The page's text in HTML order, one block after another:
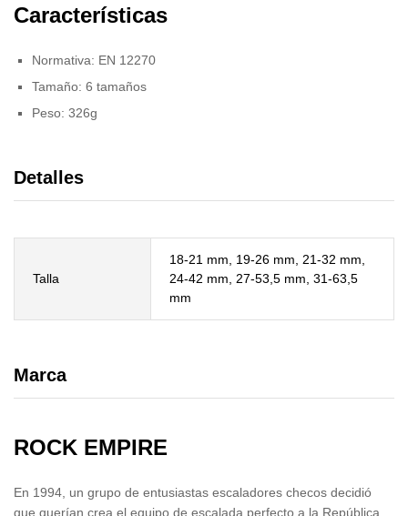
Características
Normativa: EN 12270
Tamaño: 6 tamaños
Peso: 326g
Detalles
Talla
18-21 mm, 19-26 mm, 21-32 mm,
24-42 mm, 27-53,5 mm, 31-63,5
mm
Marca
ROCK EMPIRE
En 1994, un grupo de entusiastas escaladores checos decidió
que querían crea el equipo de escalada perfecto a la República